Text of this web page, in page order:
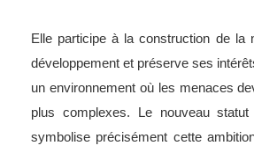
Elle participe à la construction de la
développement et préserve ses
un environnement où les menaces
plus complexes. Le nouveau
symbolise précisément cette